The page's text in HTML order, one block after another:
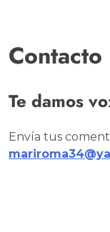
Contacto
Te damos
Envía tus